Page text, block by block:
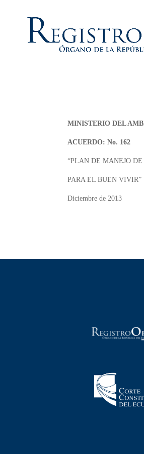
MINISTERIO DEL
ACUERDO: No. 162
“PLAN DE MANEJO
PARA EL BUEN VIVIR”
Diciembre de 2013